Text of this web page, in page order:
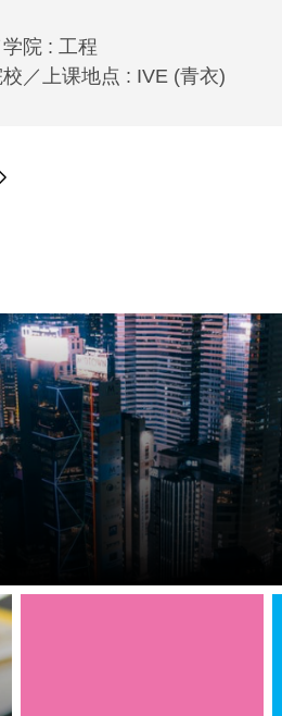
院 : 工程
／上课地点 : IVE (青衣)